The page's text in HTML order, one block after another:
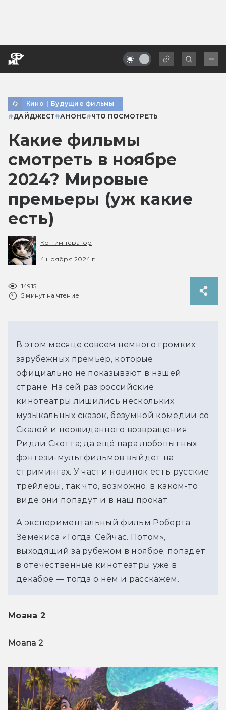
Кино | Будущие фильмы
#ДАЙДЖЕСТ#АНОНС#ЧТО ПОСМОТРЕТЬ
Какие фильмы
смотреть в ноябре
2024? Мировые
премьеры (уж какие
есть)
Кот-император
4 ноября 2024 г.
14915
5 минут на чтение
В этом месяце совсем немного громких
зарубежных премьер, которые
официально не показывают в нашей
стране. На сей раз российские
кинотеатры лишились нескольких
музыкальных сказок, безумной комедии со
Скалой и неожиданного возвращения
Ридли Скотта; да ещё пара любопытных
фэнтези-мультфильмов выйдет на
стримингах. У части новинок есть русские
трейлеры, так что, возможно, в каком-то
виде они попадут и в наш прокат.
А экспериментальный фильм Роберта
Земекиса «Тогда. Сейчас. Потом»,
выходящий за рубежом в ноябре, попадёт
в отечественные кинотеатры уже в
декабре — тогда о нём и расскажем.
Моана 2
Moana 2